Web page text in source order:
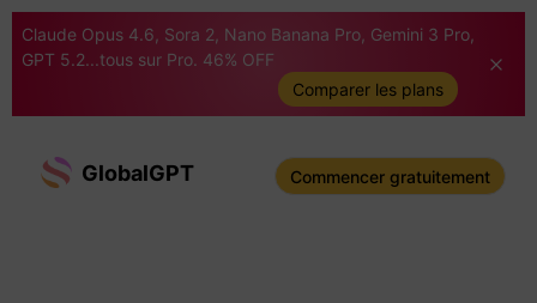
Claude Opus 4.6, Sora 2, Nano Banana Pro, Gemini 3 Pro,
GPT 5.2...tous sur Pro. 46% OFF
Comparer les plans
GlobalGPT Commencer gratuitement